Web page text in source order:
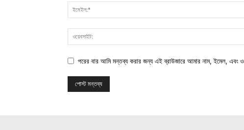
পরের বার আমি মন্তব্য করার জন্য এই ব্রাউজারে আমার নাম, ইমেল, এবং